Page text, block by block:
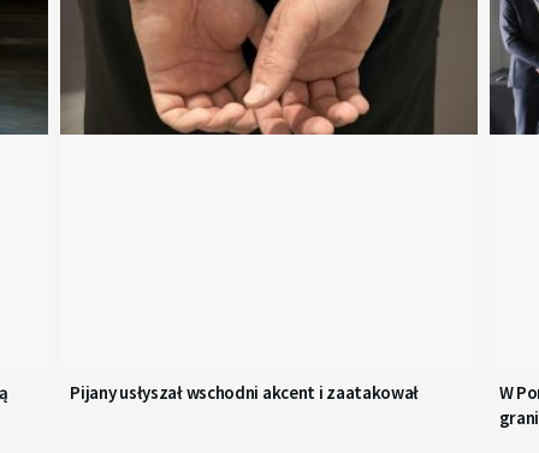
Pijany usłyszał wschodni akcent i zaatakował
W